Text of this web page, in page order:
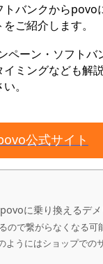
トバンクからpovo
ご紹介します。
ペーン・ソフトバ
ミングなども解説
。
公式サイト
に乗り換えるデメ
ので繋がらなくなる可
ようにはショップでの